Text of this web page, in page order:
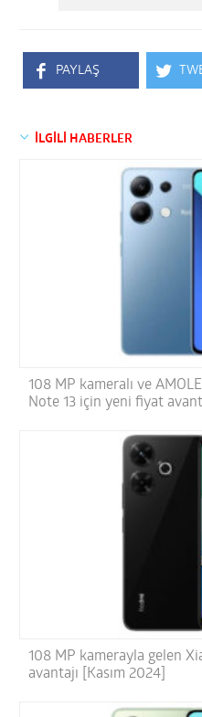
PAYLAŞ
İLGİLİ HABERLER
108 MP kameralı ve
Note 13 için yeni fiyat
108 MP kamerayla gelen
avantajı [Kasım 2024]